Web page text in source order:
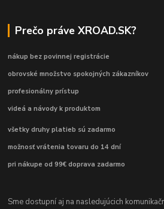
Prečo práve XROAD.SK?
nákup bez povinnej registrácie
obrovské množstvo spokojných zákazníkov
profesionálny prístup
videá a návody k produktom
všetky druhy platieb sú zadarmo
možnosť vrátenia tovaru do 14 dní
pri nákupe od 99€ doprava zadarmo
Sme dostupní aj na nasledujúcich